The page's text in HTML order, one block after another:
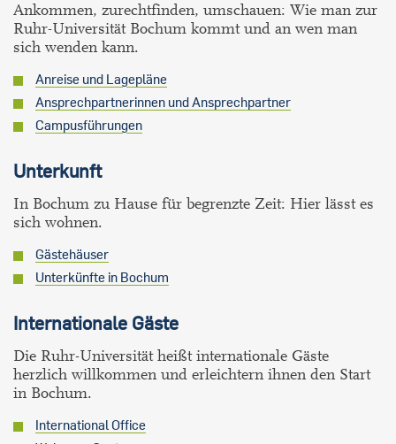
Ankommen, zurechtfinden, umschauen: Wie man zur
Ruhr-Universität Bochum kommt und an wen man
sich wenden kann.
Anreise und Lagepläne
Ansprechpartnerinnen und Ansprechpartner
Campusführungen
Unterkunft
In Bochum zu Hause für begrenzte Zeit: Hier lässt es
sich wohnen.
Gästehäuser
Unterkünfte in Bochum
Internationale Gäste
Die Ruhr-Universität heißt internationale Gäste
herzlich willkommen und erleichtern ihnen den Start
in Bochum.
International Office